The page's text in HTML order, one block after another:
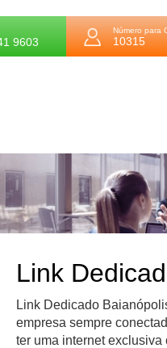
9603
Número para
10315
Link
Link Dedicado
empresa sempre
ter uma internet